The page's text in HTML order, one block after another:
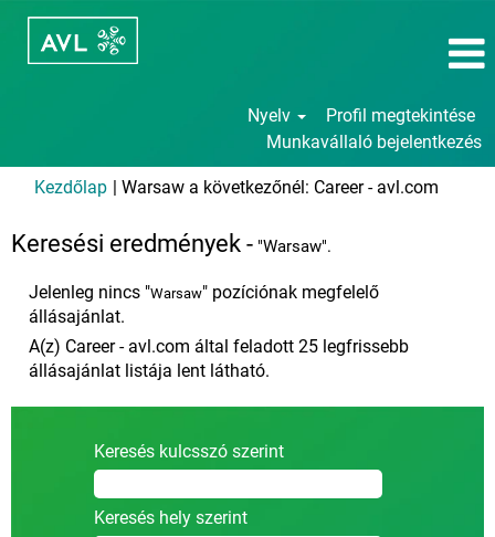
Nyelv
Profil megtekintése
Munkavállaló bejelentkezés
Kezdőlap | Warsaw a következőnél: Career - avl.com
Keresési eredmények - "Warsaw".
Jelenleg nincs "Warsaw" pozíciónak megfelelő
állásajánlat.
A(z) Career - avl.com által feladott 25 legfrissebb
állásajánlat listája lent látható.
Keresés kulcsszó szerint
Keresés hely szerint